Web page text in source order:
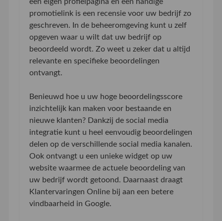
promotielink is een recensie voor uw bedrijf zo
geschreven. In de beheeromgeving kunt u zelf
opgeven waar u wilt dat uw bedrijf op
beoordeeld wordt. Zo weet u zeker dat u altijd
relevante en specifieke beoordelingen
ontvangt.
Benieuwd hoe u uw hoge beoordelingsscore
inzichtelijk kan maken voor bestaande en
nieuwe klanten? Dankzij de social media
integratie kunt u heel eenvoudig beoordelingen
delen op de verschillende social media kanalen.
Ook ontvangt u een unieke widget op uw
website waarmee de actuele beoordeling van
uw bedrijf wordt getoond. Daarnaast draagt
Klantervaringen Online bij aan een betere
vindbaarheid in Google.